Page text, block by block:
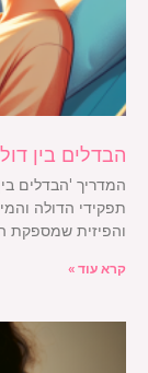
הבדלים בין
המדריך 'הבדלים
תפקידי הדולה
והפיזית שמספקת
קרא עוד »